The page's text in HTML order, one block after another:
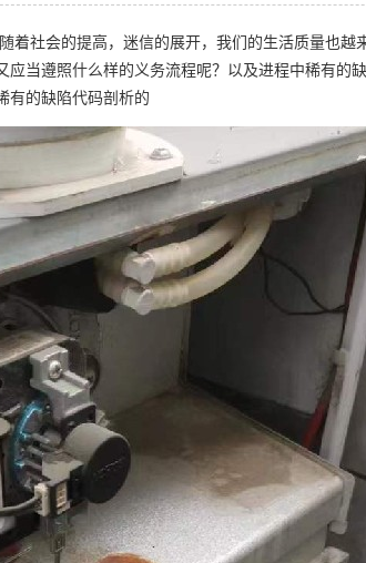
社会的提高，迷信的展开，我们的生活质量也越
当遵照什么样的义务流程呢？以及进程中稀有的
有的缺陷代码剖析的